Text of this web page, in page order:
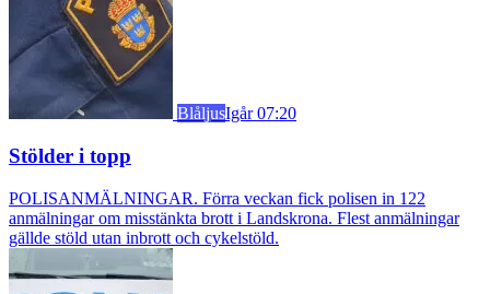
BlåljusIgår 07:20
Stölder i topp
POLISANMÄLNINGAR. Förra veckan fick polisen in 122
anmälningar om misstänkta brott i Landskrona. Flest anmälningar
gällde stöld utan inbrott och cykelstöld.